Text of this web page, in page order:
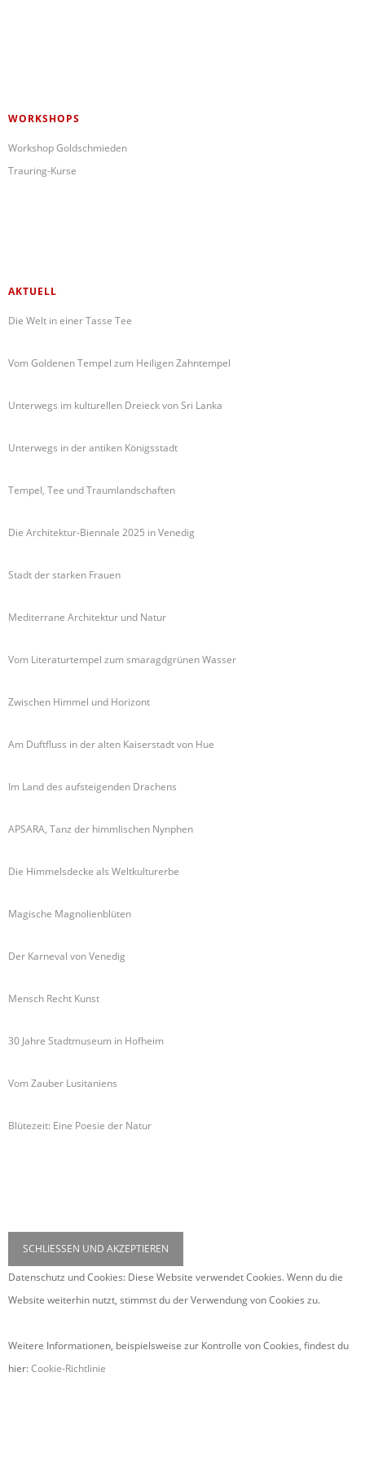
WORKSHOPS
Workshop Goldschmieden
Trauring-Kurse
AKTUELL
Die Welt in einer Tasse Tee
Vom Goldenen Tempel zum Heiligen Zahntempel
Unterwegs im kulturellen Dreieck von Sri Lanka
Unterwegs in der antiken Königsstadt
Tempel, Tee und Traumlandschaften
Die Architektur-Biennale 2025 in Venedig
Stadt der starken Frauen
Mediterrane Architektur und Natur
Vom Literaturtempel zum smaragdgrünen Wasser
Zwischen Himmel und Horizont
Am Duftfluss in der alten Kaiserstadt von Hue
Im Land des aufsteigenden Drachens
APSARA, Tanz der himmlischen Nynphen
Die Himmelsdecke als Weltkulturerbe
Magische Magnolienblüten
Der Karneval von Venedig
Mensch Recht Kunst
30 Jahre Stadtmuseum in Hofheim
Vom Zauber Lusitaniens
Blütezeit: Eine Poesie der Natur
Datenschutz und Cookies: Diese Website verwendet Cookies. Wenn du die
Website weiterhin nutzt, stimmst du der Verwendung von Cookies zu.
Weitere Informationen, beispielsweise zur Kontrolle von Cookies, findest du
hier:Cookie-Richtlinie